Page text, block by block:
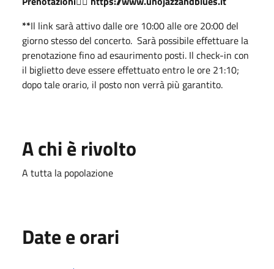
**Il link sarà attivo dalle ore 10:00 alle ore 20:00 del
giorno stesso del concerto. Sarà possibile effettuare la
prenotazione fino ad esaurimento posti. Il check-in con
il biglietto deve essere effettuato entro le ore 21:10;
dopo tale orario, il posto non verrà più garantito.
A chi è rivolto
A tutta la popolazione
Date e orari